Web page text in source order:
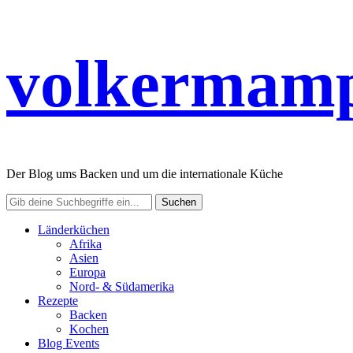
Der Blog ums Backen und um die internationale Küche
Länderküchen
Afrika
Asien
Europa
Nord- & Südamerika
Rezepte
Backen
Kochen
Blog Events